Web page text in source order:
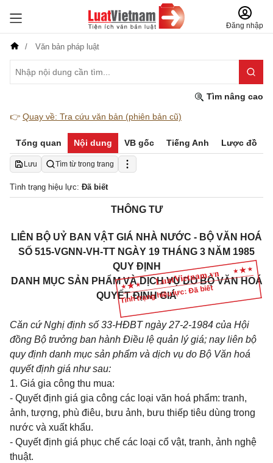
Đăng nhập
Văn bản pháp luật
Tìm nâng cao
👉 Quay về: Tra cứu văn bản (phiên bản cũ)
Tổng quan Nội dung VB gốc Tiếng Anh Lược đồ
Lưu Tìm từ trong trang
Tình trạng hiệu lực: Đã biết
Tình trạng hiệu lực: Đã biết
THÔNG TƯ
LIÊN BỘ UỶ BAN VẬT GIÁ NHÀ NƯỚC - BỘ VĂN HOÁ
SỐ 515-VGNN-VH-TT NGÀY 19 THÁNG 3 NĂM 1985
QUY ĐỊNH
DANH MỤC SẢN PHẨM VÀ DỊCH VỤ DO BỘ VĂN HOÁ
QUYẾT ĐỊNH GIÁ
Căn cứ Nghị định số 33-HĐBT ngày 27-2-1984 của Hội
đồng Bộ trưởng ban hành Điều lệ quản lý giá; nay liên bộ
quy định danh mục sản phẩm và dịch vụ do Bộ Văn hoá
quyết định giá như sau:
1. Giá gia công thu mua:
- Quyết định giá gia công các loại văn hoá phẩm: tranh,
ảnh, tượng, phù điêu, bưu ảnh, bưu thiếp tiêu dùng trong
nước và xuất khẩu.
- Quyết định giá phục chế các loại cổ vật, tranh, ảnh nghệ
thuật.